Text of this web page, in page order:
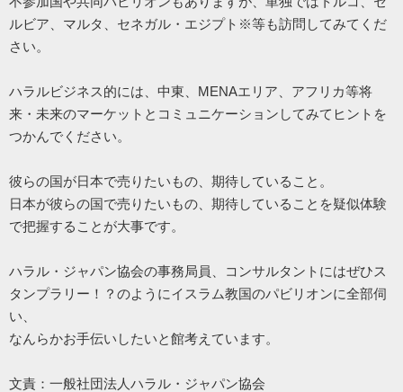
ルビア、マルタ、セネガル・エジプト※等も訪問してみてくだ
さい。
ハラルビジネス的には、中東、MENAエリア、アフリカ等将
来・ 未来のマーケットとコミュニケーションしてみてヒントを
つかんでください。
彼らの国が日本で売りたいもの、期待していること。
日本が彼らの国で売りたいもの、 期待していることを疑似体験
で把握することが大事です。
ハラル・ジャパン協会の事務局員、コンサルタントにはぜひス
タンプラリー！？ のようにイスラム教国のパビリオンに全部伺
い、
なんらかお手伝いしたいと館考えています。
文責：一般社団法人ハラル・ジャパン協会